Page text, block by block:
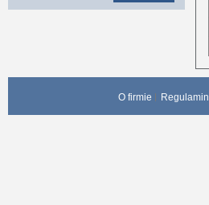
O firmie Regulamin